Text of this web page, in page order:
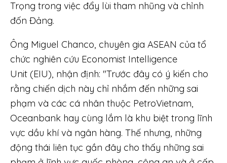
Trọng trong việc đẩy lùi tham nhũng và chỉnh
đốn Đảng.
Ông Miguel Chanco, chuyên gia ASEAN của tổ
chức nghiên cứu Economist Intelligence
Unit (EIU), nhận định: "Trước đây có ý kiến cho
rằng chiến dịch này chỉ nhắm đến những sai
phạm và các cá nhân thuộc PetroVietnam,
Oceanbank hay cùng lắm là khu biệt trong lĩnh
vực dầu khí và ngân hàng. Thế nhưng, những
động thái liên tục gần đây cho thấy những sai